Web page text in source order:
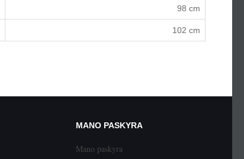
98 cm
102 cm
MANO PASKYRA
Mano paskyra